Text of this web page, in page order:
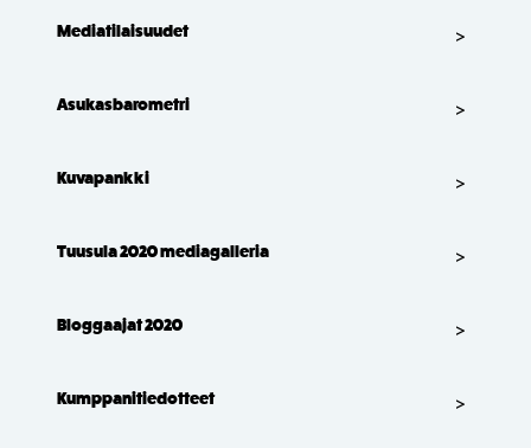
Mediatilaisuudet
Asukasbarometri
Kuvapankki
Tuusula 2020 mediagalleria
Bloggaajat 2020
Kumppanitiedotteet